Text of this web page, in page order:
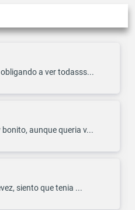
a ver todasss...
bonito, aunque queria v...
siento que tenia ...